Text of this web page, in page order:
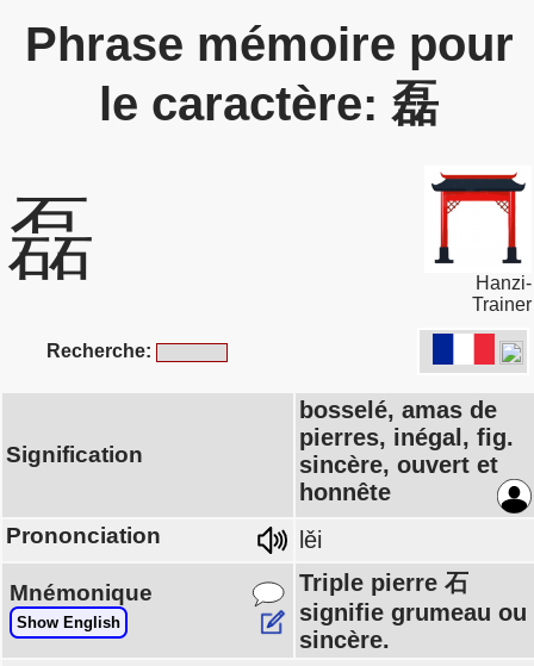
Phrase mémoire pour
le caractère: 磊
磊
Hanzi-
Trainer
Recherche:
Signification
bosselé, amas de
pierres, inégal, fig.
sincère, ouvert et
honnête
Prononciation lěi
Mnémonique
Show English
Triple pierre 石
signifie grumeau ou
sincère.